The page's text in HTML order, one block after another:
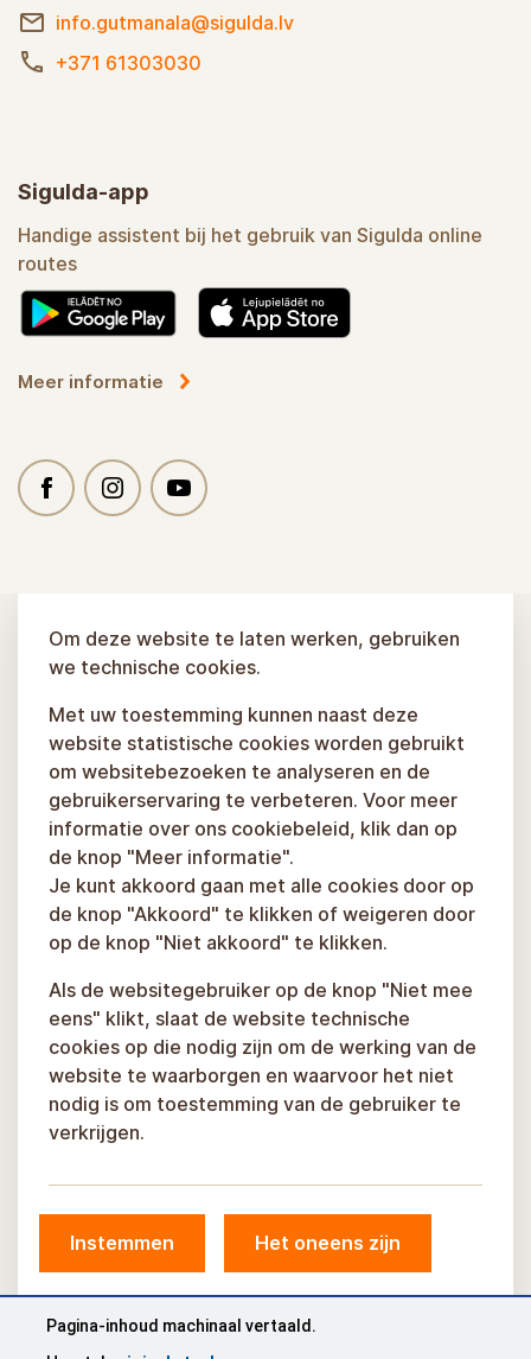
info.gutmanala@sigulda.lv
+371 61303030
Sigulda-app
Handige assistent bij het gebruik van Sigulda online
routes
Meer informatie
© Gemeente Sigulda, 2026.
Ontwikkeld door COSMODROME
Om deze website te laten werken, gebruiken
we technische cookies.
Met uw toestemming kunnen naast deze
website statistische cookies worden gebruikt
om websitebezoeken te analyseren en de
gebruikerservaring te verbeteren. Voor meer
informatie over ons cookiebeleid, klik dan op
de knop "Meer informatie".
Je kunt akkoord gaan met alle cookies door op
de knop "Akkoord" te klikken of weigeren door
op de knop "Niet akkoord" te klikken.
Als de websitegebruiker op de knop "Niet mee
eens" klikt, slaat de website technische
cookies op die nodig zijn om de werking van de
website te waarborgen en waarvoor het niet
nodig is om toestemming van de gebruiker te
verkrijgen.
Instemmen Het oneens zijn
Pagina-inhoud machinaal vertaald.